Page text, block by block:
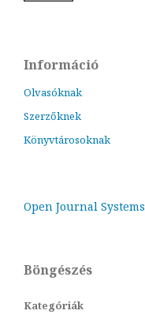
Információ
Olvasóknak
Szerzőknek
Könyvtárosoknak
Open Journal Systems
Böngészés
Kategóriák